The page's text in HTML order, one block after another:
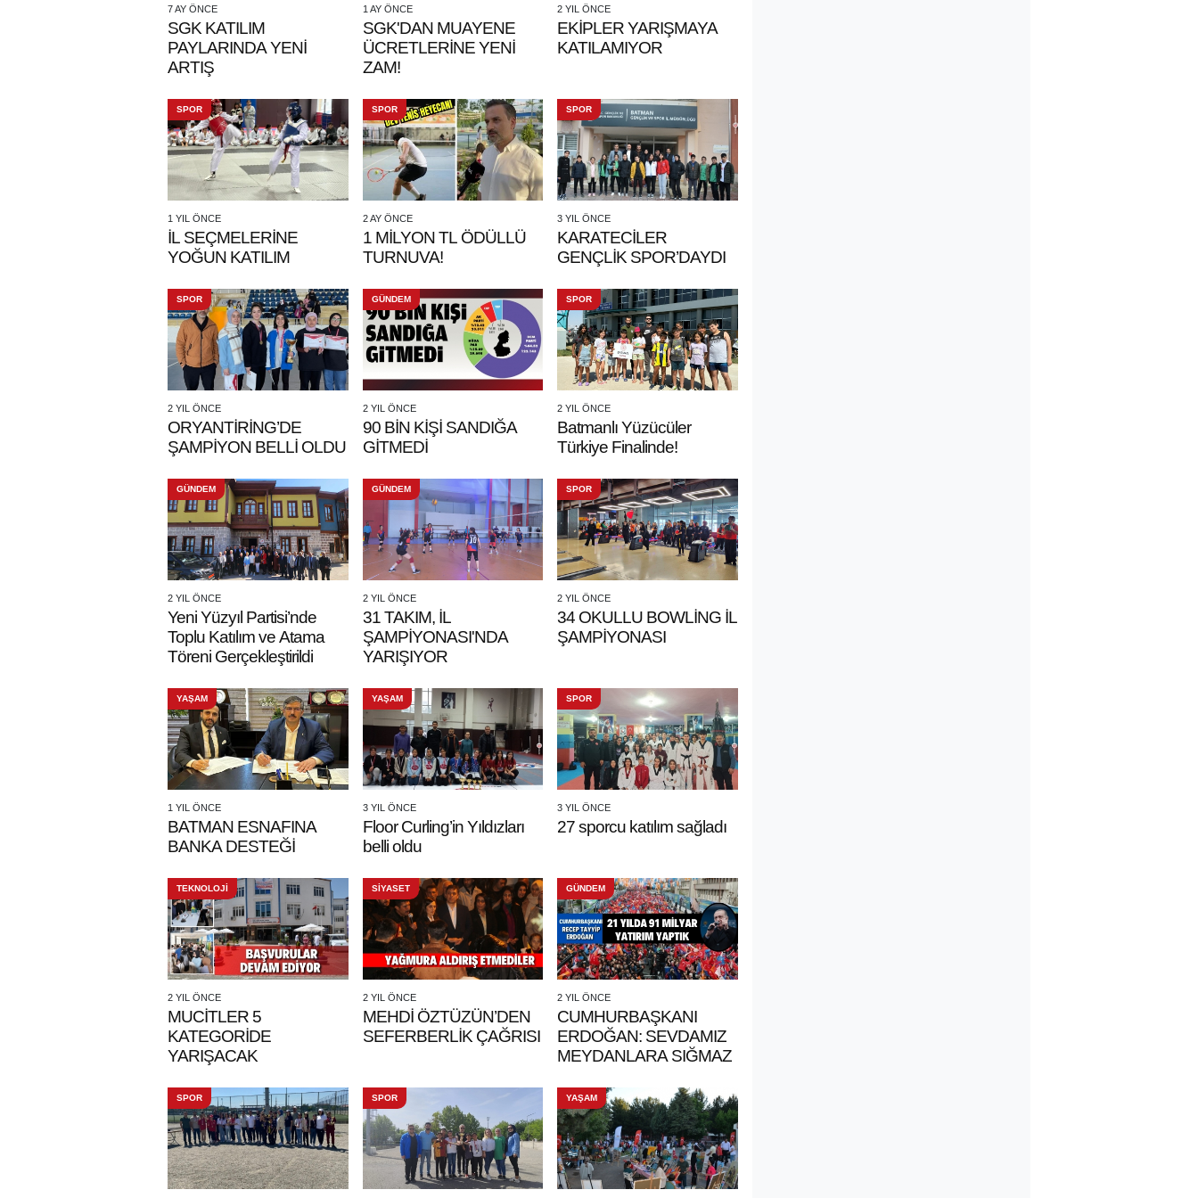
7 AY ÖNCE
SGK KATILIM
PAYLARINDA YENİ
ARTIŞ
1 AY ÖNCE
SGK'DAN MUAYENE
ÜCRETLERİNE YENİ
ZAM!
2 YIL ÖNCE
EKİPLER YARIŞMAYA
KATILAMIYOR
SPOR
1 YIL ÖNCE
İL SEÇMELERİNE
YOĞUN KATILIM
SPOR
2 AY ÖNCE
1 MİLYON TL ÖDÜLLÜ
TURNUVA!
SPOR
3 YIL ÖNCE
KARATECİLER
GENÇLİK SPOR’DAYDI
SPOR
2 YIL ÖNCE
ORYANTİRİNG’DE
ŞAMPİYON BELLİ OLDU
GÜNDEM
2 YIL ÖNCE
90 BİN KİŞİ SANDIĞA
GİTMEDİ
SPOR
2 YIL ÖNCE
Batmanlı Yüzücüler
Türkiye Finalinde!
GÜNDEM
2 YIL ÖNCE
Yeni Yüzyıl Partisi’nde
Toplu Katılım ve Atama
Töreni Gerçekleştirildi
GÜNDEM
2 YIL ÖNCE
31 TAKIM, İL
ŞAMPİYONASI'NDA
YARIŞIYOR
SPOR
2 YIL ÖNCE
34 OKULLU BOWLİNG İL
ŞAMPİYONASI
YAŞAM
1 YIL ÖNCE
BATMAN ESNAFINA
BANKA DESTEĞİ
YAŞAM
3 YIL ÖNCE
Floor Curling’in Yıldızları
belli oldu
SPOR
3 YIL ÖNCE
27 sporcu katılım sağladı
TEKNOLOJİ
2 YIL ÖNCE
MUCİTLER 5
KATEGORİDE
YARIŞACAK
SİYASET
2 YIL ÖNCE
MEHDİ ÖZTÜZÜN’DEN
SEFERBERLİK ÇAĞRISI
GÜNDEM
2 YIL ÖNCE
CUMHURBAŞKANI
ERDOĞAN: SEVDAMIZ
MEYDANLARA SIĞMAZ
SPOR SPOR YAŞAM